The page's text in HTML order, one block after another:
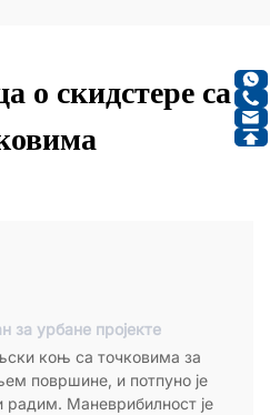
о скидстере са
за урбане пројекте
коњ са точковима за
површине, и потпуно је
радим. Маневрибилност је